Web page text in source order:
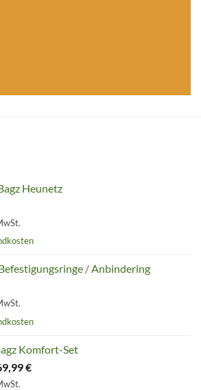
Heunetz
/ Anbindering
Komfort-Set
€Aktueller